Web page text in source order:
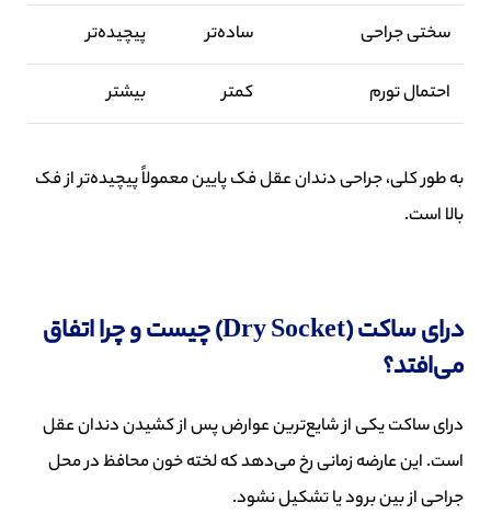
سختی جراحی ساده‌تر پیچیده‌تر
احتمال تورم کمتر بیشتر
به طور کلی، جراحی دندان عقل فک پایین معمولاً پیچیده‌تر از فک
بالا است.
درای ساکت (Dry Socket) چیست و چرا اتفاق
می‌افتد؟
درای ساکت یکی از شایع‌ترین عوارض پس از کشیدن دندان عقل
است. این عارضه زمانی رخ می‌دهد که لخته خون محافظ در محل
جراحی از بین برود یا تشکیل نشود.